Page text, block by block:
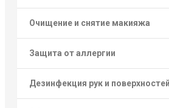
Очищение и снятие макияжа
Защита от аллергии
Дезинфекция рук и поверхностей